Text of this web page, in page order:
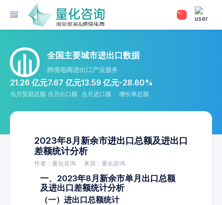
全国主要城市进出口数据
跨境电商进出口产业服务
21.26 亿元
当月贸易总额
7.67 亿元
当月出口额
13.59 亿元
当月进口额
-28.60%
增长率总额
2023年8月新余市进出口总额及进出口
差额统计分析
作者：量化咨询 来源：量化咨询
一、2023年8月新余市单月出口总额
及进出口差额统计分析
（一）进出口总额统计